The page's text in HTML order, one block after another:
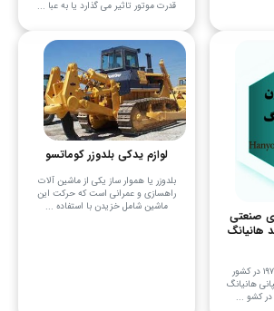
قدرت موتور تاثیر می گذارد یا به عبا ...
صنعتی
هانیانگ
کمپانی هانیانگ در سال ۱۹۷۲ در کشور
هانیانگ
در کشو ...
لوازم یدکی بلدوزر کوماتسو
بلدوزر یا هموار ساز یکی از ماشین آلات
راهسازی و عمرانی است که حرکت این
ماشین شامل خزیدن با استفاده ...